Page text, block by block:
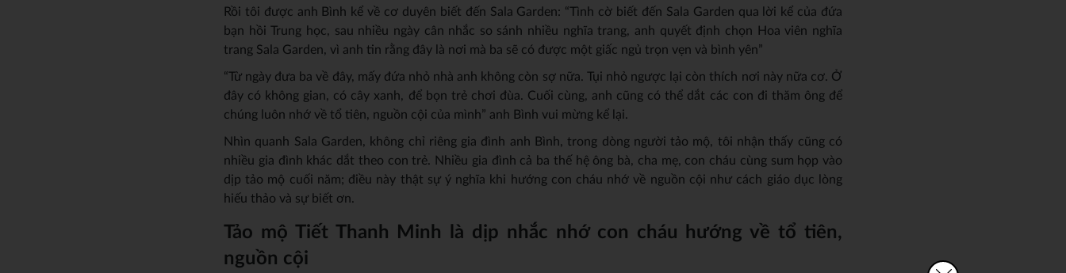
Rồi tôi được anh Bình kể về cơ duyên biết đến Sala Garden: “Tình cờ biết đến Sala Garden qua lời kể của đứa
bạn hồi Trung học, sau nhiều ngày cân nhắc so sánh nhiều nghĩa trang, anh quyết định chọn Hoa viên nghĩa
trang Sala Garden, vì anh tin rằng đây là nơi mà ba sẽ có được một giấc ngủ trọn vẹn và bình yên”
“Từ ngày đưa ba về đây, mấy đứa nhỏ nhà anh không còn sợ nữa. Tụi nhỏ ngược lại còn thích nơi này nữa cơ. Ở
đây có không gian, có cây xanh, để bọn trẻ chơi đùa. Cuối cùng, anh cũng có thể dắt các con đi thăm ông để
chúng luôn nhớ về tổ tiên, nguồn cội của mình” anh Bình vui mừng kể lại.
Nhìn quanh Sala Garden, không chỉ riêng gia đình anh Bình, trong dòng người tảo mộ, tôi nhận thấy cũng có
nhiều gia đình khác dắt theo con trẻ. Nhiều gia đình cả ba thế hệ ông bà, cha mẹ, con cháu cùng sum họp vào
dịp tảo mộ cuối năm; điều này thật sự ý nghĩa khi hướng con cháu nhớ về nguồn cội như cách giáo dục lòng
hiếu thảo và sự biết ơn.
Tảo mộ Tiết Thanh Minh là dịp nhắc nhớ con cháu hướng về tổ tiên,
nguồn cội